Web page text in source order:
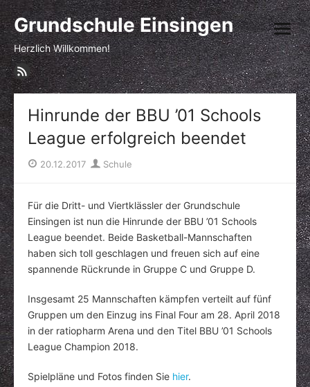
Skip
to
content
Grundschule Einsingen
Herzlich Willkommen!
open
menu
Hinrunde der BBU ’01 Schools
League erfolgreich beendet
Posted
20.12.2017 Author
Schule
Für die Dritt- und Viertklässler der Grundschule
Einsingen ist nun die Hinrunde der BBU ’01 Schools
League beendet. Beide Basketball-Mannschaften
haben sich toll geschlagen und freuen sich auf eine
spannende Rückrunde in Gruppe C und Gruppe D.
Insgesamt 25 Mannschaften kämpfen verteilt auf fünf
Gruppen um den Einzug ins Final Four am 28. April 2018
in der ratiopharm Arena und den Titel BBU ’01 Schools
League Champion 2018.
Spielpläne und Fotos finden Sie hier.